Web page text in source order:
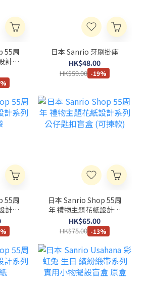
55周
計系
日本 Sanrio 牙刷掛座
HK$48.00
HK$59.00 -19%
55周
計系
日本 Sanrio Shop 55周
年 禮物主題花紙設計系
列 公仔匙扣盲盒 (可揀款)
HK$65.00
HK$75.00 -13%